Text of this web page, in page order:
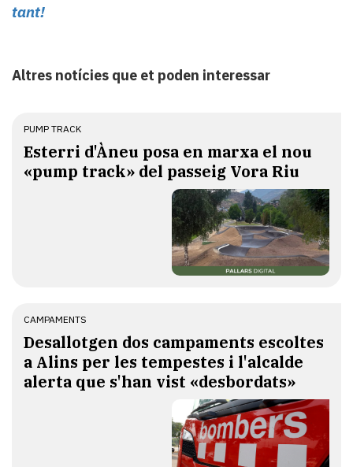
tant!
Altres notícies que et poden interessar
PUMP TRACK
Esterri d'Àneu posa en marxa el nou
«pump track» del passeig Vora Riu
CAMPAMENTS
​Desallotgen dos campaments escoltes
a Alins per les tempestes i l'alcalde
alerta que s'han vist «desbordats»